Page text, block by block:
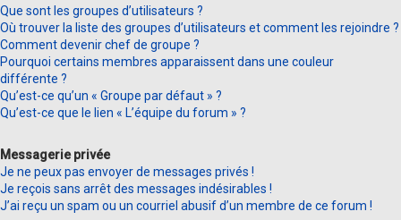
Que sont les groupes d’utilisateurs ?
Où trouver la liste des groupes d’utilisateurs et comment les rejoindre ?
Comment devenir chef de groupe ?
Pourquoi certains membres apparaissent dans une couleur
différente ?
Qu’est-ce qu’un « Groupe par défaut » ?
Qu’est-ce que le lien « L’équipe du forum » ?
Messagerie privée
Je ne peux pas envoyer de messages privés !
Je reçois sans arrêt des messages indésirables !
J’ai reçu un spam ou un courriel abusif d’un membre de ce forum !